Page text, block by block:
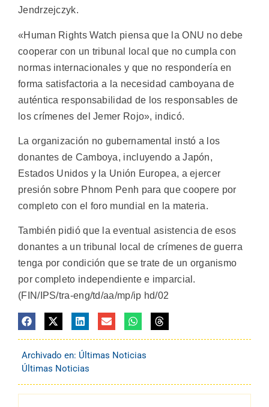
Jendrzejczyk.
«Human Rights Watch piensa que la ONU no debe
cooperar con un tribunal local que no cumpla con
normas internacionales y que no respondería en
forma satisfactoria a la necesidad camboyana de
auténtica responsabilidad de los responsables de
los crímenes del Jemer Rojo», indicó.
La organización no gubernamental instó a los
donantes de Camboya, incluyendo a Japón,
Estados Unidos y la Unión Europea, a ejercer
presión sobre Phnom Penh para que coopere por
completo con el foro mundial en la materia.
También pidió que la eventual asistencia de esos
donantes a un tribunal local de crímenes de guerra
tenga por condición que se trate de un organismo
por completo independiente e imparcial.
(FIN/IPS/tra-eng/td/aa/mp/ip hd/02
Archivado en: Últimas Noticias
Últimas Noticias